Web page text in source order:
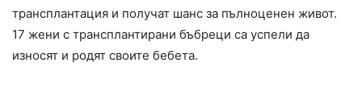
трансплантация и получат шанс за пълноценен живот.
17 жени с трансплантирани бъбреци са успели да
износят и родят своите бебета.